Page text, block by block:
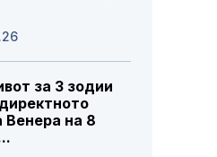
за 3 зодии
Венера на 8